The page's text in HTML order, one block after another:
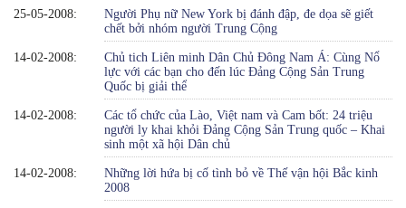
25-05-2008:
Người Phụ nữ New York bị đánh đập, đe dọa sẽ giết
chết bởi nhóm người Trung Cộng
14-02-2008:
Chủ tich Liên minh Dân Chủ Đông Nam Á: Cùng Nổ
lực với các bạn cho đến lúc Đảng Cộng Sản Trung
Quốc bị giải thể
14-02-2008:
Các tổ chức của Lào, Việt nam và Cam bốt: 24 triệu
người ly khai khỏi Đảng Cộng Sản Trung quốc – Khai
sinh một xã hội Dân chủ
14-02-2008:
Những lời hứa bị cố tình bỏ về Thế vận hội Bắc kinh
2008